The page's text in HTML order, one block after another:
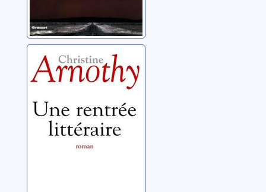
Une rentrée
littéraire: roman